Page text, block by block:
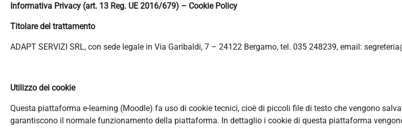
Informativa Privacy (art. 13 Reg. UE 2016/679) – Cookie Policy
Titolare del trattamento
ADAPT SERVIZI SRL, con sede legale in Via Garibaldi, 7 – 24122 Bergamo, tel. 035 248239, email:
Utilizzo dei cookie
Questa piattaforma e-learning (Moodle) fa uso di cookie tecnici, cioè di piccoli file di testo che vengono
garantiscono il normale funzionamento della piattaforma. In dettaglio i cookie di questa piattaforma